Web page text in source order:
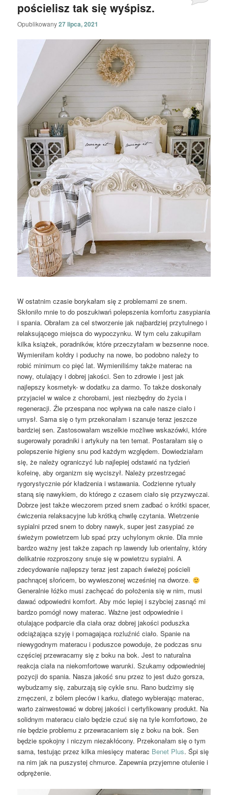
pościelisz tak się wyśpisz.
Opublikowany27 lipca, 2021
W ostatnim czasie borykałam się z problemami ze snem.
Skłoniło mnie to do poszukiwań polepszenia komfortu zasypiania
i spania. Obrałam za cel stworzenie jak najbardziej przytulnego i
relaksującego miejsca do wypoczynku. W tym celu zakupiłam
kilka książek, poradników, które przeczytałam w bezsenne noce.
Wymieniłam kołdry i poduchy na nowe, bo podobno należy to
robić minimum co pięć lat. Wymieniliśmy także materac na
nowy, otulający i dobrej jakości. Sen to zdrowie i jest jak
najlepszy kosmetyk- w dodatku za darmo. To także doskonały
przyjaciel w walce z chorobami, jest niezbędny do życia i
regeneracji. Źle przespana noc wpływa na całe nasze ciało i
umysł. Sama się o tym przekonałam i szanuje teraz jeszcze
bardziej sen. Zastosowałam wszelkie możliwe wskazówki, które
sugerowały poradniki i artykuły na ten temat. Postarałam się o
polepszenie higieny snu pod każdym względem. Dowiedziałam
się, że należy ograniczyć lub najlepiej odstawić na tydzień
kofeinę, aby organizm się wyciszył. Należy przestrzegać
rygorystycznie pór kładzenia i wstawania. Codzienne rytuały
staną się nawykiem, do którego z czasem ciało się przyzwyczai.
Dobrze jest także wieczorem przed snem zadbać o krótki spacer,
ćwiczenia relaksacyjne lub krótką chwilę czytania. Wietrzenie
sypialni przed snem to dobry nawyk, super jest zasypiać ze
świeżym powietrzem lub spać przy uchylonym oknie. Dla mnie
bardzo ważny jest także zapach np lawendy lub orientalny, który
delikatnie rozproszony snuje się w powietrzu sypialni. A
zdecydowanie najlepszy teraz jest zapach świeżej pościeli
pachnącej słońcem, bo wywieszonej wcześniej na dworze.
Generalnie łóżko musi zachęcać do położenia się w nim, musi
dawać odpowiedni komfort. Aby móc lepiej i szybciej zasnąć mi
bardzo pomógł nowy materac. Ważne jest odpowiednie i
otulające podparcie dla ciała oraz dobrej jakości poduszka
odciążająca szyję i pomagająca rozluźnić ciało. Spanie na
niewygodnym materacu i poduszce powoduje, że podczas snu
częściej przewracamy się z boku na bok. Jest to naturalna
reakcja ciała na niekomfortowe warunki. Szukamy odpowiedniej
pozycji do spania. Nasza jakość snu przez to jest dużo gorsza,
wybudzamy się, zaburzają się cykle snu. Rano budzimy się
zmęczeni, z bólem pleców i karku, dlatego wybierając materac,
warto zainwestować w dobrej jakości i certyfikowany produkt. Na
solidnym materacu ciało będzie czuć się na tyle komfortowo, że
nie będzie problemu z przewracaniem się z boku na bok. Sen
będzie spokojny i niczym niezakłócony. Przekonałam się o tym
sama, testując przez kilka miesięcy materac Benet Plus. Śpi się
na nim jak na puszystej chmurce. Zapewnia przyjemne otulenie i
odprężenie.